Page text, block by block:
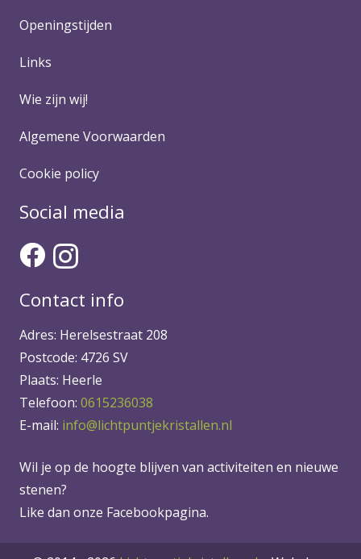
Openingstijden
Links
Wie zijn wij!
Algemene Voorwaarden
Cookie policy
Social media
Contact info
Adres: Herelsestraat 208
Postcode: 4726 SV
Plaats: Heerle
Telefoon: 0615236038
E-mail: info@lichtpuntjekristallen.nl
Wil je op de hoogte blijven van activiteiten en nieuwe
stenen?
Like dan onze Facebookpagina.